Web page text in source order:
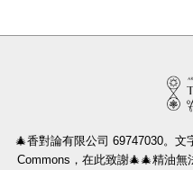
🎄香對論有限公司 69747030。
Commons，在此致謝🎄🎄精油